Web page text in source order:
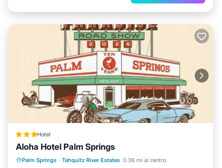
Hotel
Aloha Hotel Palm Springs
Palm Springs · Tahquitz River Estates 0.36 mi al centro
Frente al mar Aparcamiento
Piscina